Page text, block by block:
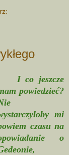
I co jeszcze
powiedzieć?
mi
czasu na
o